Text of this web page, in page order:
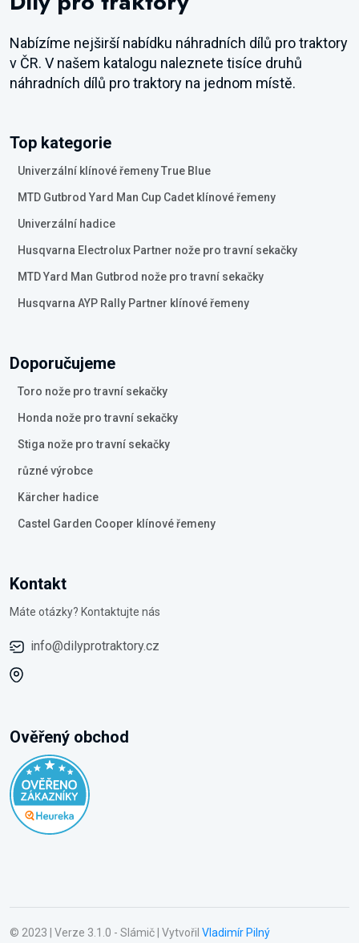
Nabízíme nejširší nabídku náhradních dílů pro traktory
v ČR. V našem katalogu naleznete tisíce druhů
náhradních dílů pro traktory na jednom místě.
Top kategorie
Univerzální klínové řemeny True Blue
MTD Gutbrod Yard Man Cup Cadet klínové řemeny
Univerzální hadice
Husqvarna Electrolux Partner nože pro travní sekačky
MTD Yard Man Gutbrod nože pro travní sekačky
Husqvarna AYP Rally Partner klínové řemeny
Doporučujeme
Toro nože pro travní sekačky
Honda nože pro travní sekačky
Stiga nože pro travní sekačky
různé výrobce
Kärcher hadice
Castel Garden Cooper klínové řemeny
Kontakt
Máte otázky? Kontaktujte nás
info@dilyprotraktory.cz
Ověřený obchod
© 2023 | Verze 3.1.0 - Slámič | Vytvořil Vladimír Pilný